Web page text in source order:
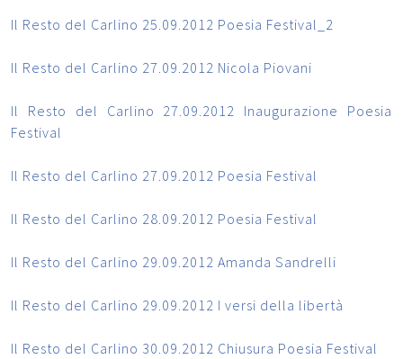
Il Resto del Carlino 25.09.2012 Poesia Festival_2
Il Resto del Carlino 27.09.2012 Nicola Piovani
Il Resto del Carlino 27.09.2012 Inaugurazione Poesia
Festival
Il Resto del Carlino 27.09.2012 Poesia Festival
Il Resto del Carlino 28.09.2012 Poesia Festival
Il Resto del Carlino 29.09.2012 Amanda Sandrelli
Il Resto del Carlino 29.09.2012 I versi della libertà
Il Resto del Carlino 30.09.2012 Chiusura Poesia Festival